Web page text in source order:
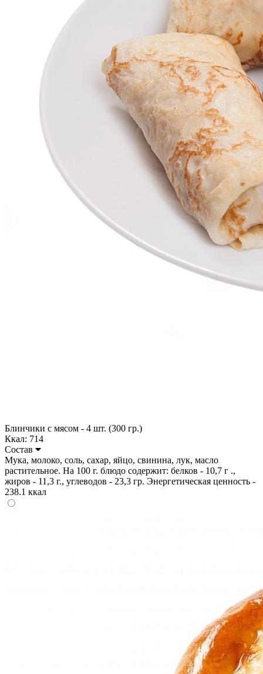
Блинчики с мясом - 4 шт. (300 гр.)
Ккал: 714
Состав
Мука, молоко, соль, сахар, яйцо, свинина, лук, масло
растительное. На 100 г. блюдо содержит: белков - 10,7 г .,
жиров - 11,3 г., углеводов - 23,3 гр. Энергетическая ценность -
238.1 ккал